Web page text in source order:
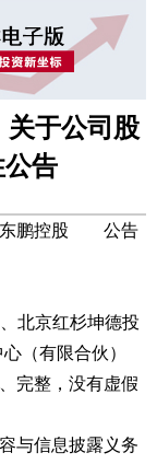
关于公司股
告
鹏控股 公告
北京红杉坤德投
（有限合伙）
完整，没有虚假
与信息披露义务